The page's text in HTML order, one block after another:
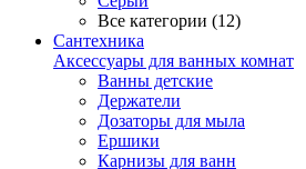
Все категории (12)
Сантехника
Аксессуары для ванных комнат
Ванны детские
Держатели
Дозаторы для мыла
Ершики
Карнизы для ванн